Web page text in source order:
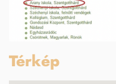
Térkép